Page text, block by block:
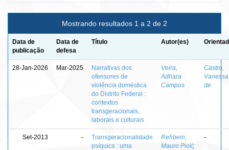
Mostrando resultados 1 a 2 de 2
Data de
publicação
Data de
defesa
Título Autor(es)
28-Jan-2026 Mar-2025
Narrativas dos
ofensores de
violência doméstica
do Distrito Federal :
contextos
transgeracionais,
laborais e culturais
Veira,
Adhara
Campos
Castro,
de
Set-2013 -
Transgeracionalidade
psíquica : uma
Rehbein,
Mauro Pioli;
-